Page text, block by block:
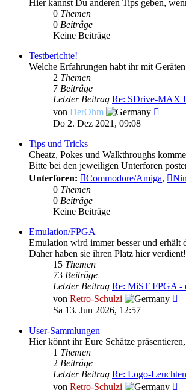
Hier kannst Du anderen Tips geben,
0 Themen
0 Beiträge
Keine Beiträge
Testberichte!
Welche Erfahrungen habt ihr mit
2 Themen
7 Beiträge
Letzter Beitrag Re: SDrive-MAX
von DerOhm
Do 2. Dez 2021, 09:08
Tips und Tricks
Cheatz, Pokes und Walkthroughs
Bitte bei den jeweiligen Unterforen
Unterforen:
Commodore/Amiga,
0 Themen
0 Beiträge
Keine Beiträge
Emulation/FPGA
Emulation wird immer besser und erhält
Daher haben sie ihren Platz hier verdient!
15 Themen
73 Beiträge
Letzter Beitrag Re: MiST FPGA -
von Retro-Schulzi
Sa 13. Jun 2026, 12:57
User-Sammlungen
Hier könnt ihr Eure Schätze
1 Themen
2 Beiträge
Letzter Beitrag Re: Logo-Leuchten
von Retro-Schulzi